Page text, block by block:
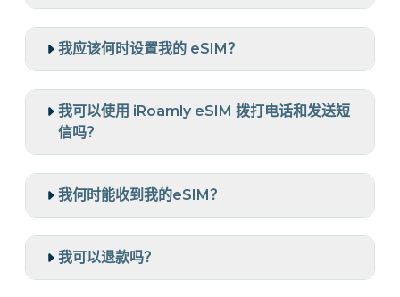
我应该何时设置我的 eSIM？
我可以使用 iRoamly eSIM 拨打电话和发送短
信吗？
我何时能收到我的eSIM？
我可以退款吗？